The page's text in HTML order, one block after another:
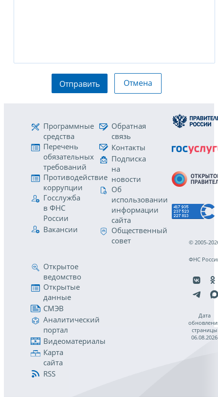
Отправить Отмена
Программные
средства
Перечень
обязательных
требований
Противодействие
коррупции
Госслужба
в ФНС
России
Вакансии
Обратная
связь
Контакты
Подписка
на
новости
Об
использовании
информации
сайта
Общественный
совет
Открытое
ведомство
Открытые
данные
СМЭВ
Аналитический
портал
Видеоматериалы
Карта
сайта
RSS
© 2005-
ФНС
Дата
страницы
06.08.2026